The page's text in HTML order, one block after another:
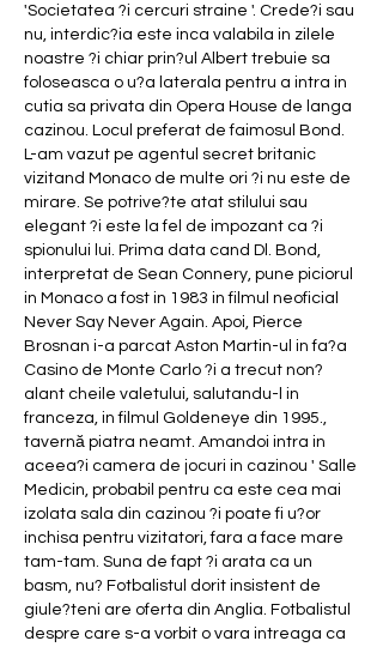
'Societatea ?i cercuri straine '. Crede?i sau
nu, interdic?ia este inca valabila in zilele
noastre ?i chiar prin?ul Albert trebuie sa
foloseasca o u?a laterala pentru a intra in
cutia sa privata din Opera House de langa
cazinou. Locul preferat de faimosul Bond.
L-am vazut pe agentul secret britanic
vizitand Monaco de multe ori ?i nu este de
mirare. Se potrive?te atat stilului sau
elegant ?i este la fel de impozant ca ?i
spionului lui. Prima data cand Dl. Bond,
interpretat de Sean Connery, pune piciorul
in Monaco a fost in 1983 in filmul neoficial
Never Say Never Again. Apoi, Pierce
Brosnan i-a parcat Aston Martin-ul in fa?a
Casino de Monte Carlo ?i a trecut non?
alant cheile valetului, salutandu-l in
franceza, in filmul Goldeneye din 1995.,
tavernă piatra neamt. Amandoi intra in
aceea?i camera de jocuri in cazinou ' Salle
Medicin, probabil pentru ca este cea mai
izolata sala din cazinou ?i poate fi u?or
inchisa pentru vizitatori, fara a face mare
tam-tam. Suna de fapt ?i arata ca un
basm, nu? Fotbalistul dorit insistent de
giule?teni are oferta din Anglia. Fotbalistul
despre care s-a vorbit o vara intreaga ca